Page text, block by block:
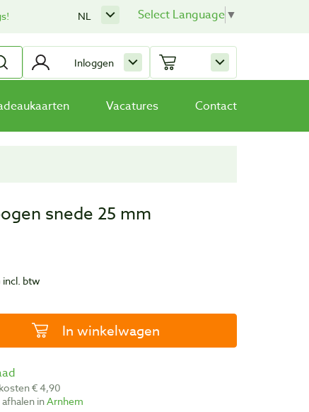
Select Language▼
NL
Inloggen
Vacatures Contact
snede 25 mm
incl. btw
In winkelwagen
€ 4,90
afhalen inArnhem